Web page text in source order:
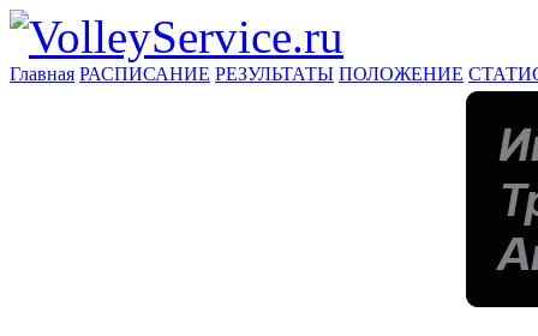
Главная РАСПИСАНИЕ РЕЗУЛЬТАТЫ ПОЛОЖЕНИЕ